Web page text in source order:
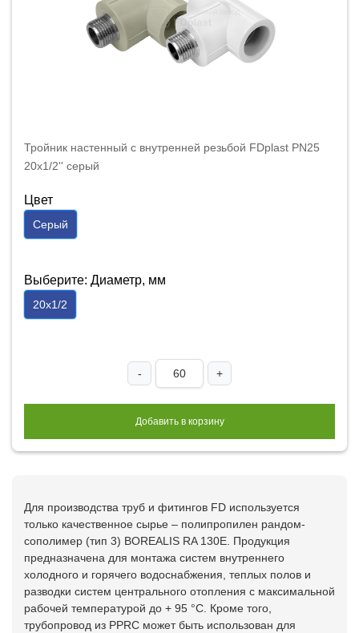
Тройник настенный с внутренней резьбой FDplast PN25
20х1/2'' серый
Цвет
Серый
Выберите: Диаметр, мм
20х1/2
- +
Добавить в корзину
Для производства труб и фитингов FD используется
только качественное сырье – полипропилен рандом-
сополимер (тип 3) BOREALIS RA 130E. Продукция
предназначена для монтажа систем внутреннего
холодного и горячего водоснабжения, теплых полов и
разводки систем центрального отопления с максимальной
рабочей температурой до + 95 °С. Кроме того,
трубопровод из PPRC может быть использован для